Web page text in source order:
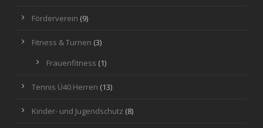
Förderverein (9)
Fitness & Turnen (3)
Frauenfitness (1)
Tennis Ü40 Herren (13)
Kinder- und Jugendschutz (8)